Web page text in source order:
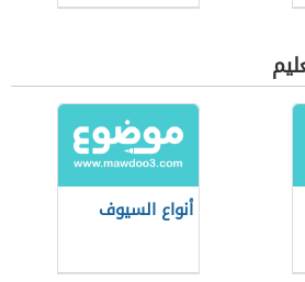
أنواع السيوف